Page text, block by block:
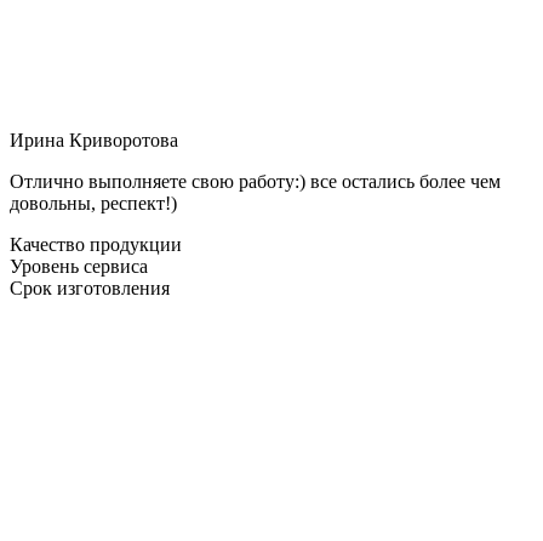
Ирина Криворотова
Отлично выполняете свою работу:) все остались более чем
довольны, респект!)
Качество продукции
Уровень сервиса
Срок изготовления